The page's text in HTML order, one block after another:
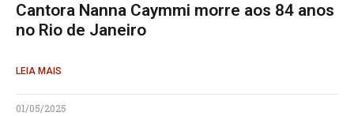
Cantora Nanna Caymmi morre aos 84 anos
no Rio de Janeiro
LEIA MAIS
01/05/2025